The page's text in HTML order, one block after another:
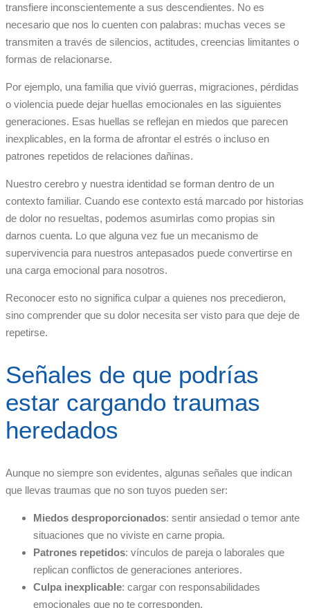
transfiere inconscientemente a sus descendientes. No es
necesario que nos lo cuenten con palabras: muchas veces se
transmiten a través de silencios, actitudes, creencias limitantes o
formas de relacionarse.
Por ejemplo, una familia que vivió guerras, migraciones, pérdidas
o violencia puede dejar huellas emocionales en las siguientes
generaciones. Esas huellas se reflejan en miedos que parecen
inexplicables, en la forma de afrontar el estrés o incluso en
patrones repetidos de relaciones dañinas.
Nuestro cerebro y nuestra identidad se forman dentro de un
contexto familiar. Cuando ese contexto está marcado por historias
de dolor no resueltas, podemos asumirlas como propias sin
darnos cuenta. Lo que alguna vez fue un mecanismo de
supervivencia para nuestros antepasados puede convertirse en
una carga emocional para nosotros.
Reconocer esto no significa culpar a quienes nos precedieron,
sino comprender que su dolor necesita ser visto para que deje de
repetirse.
Señales de que podrías
estar cargando traumas
heredados
Aunque no siempre son evidentes, algunas señales que indican
que llevas traumas que no son tuyos pueden ser:
Miedos desproporcionados: sentir ansiedad o temor ante
situaciones que no viviste en carne propia.
Patrones repetidos: vínculos de pareja o laborales que
replican conflictos de generaciones anteriores.
Culpa inexplicable: cargar con responsabilidades
emocionales que no te corresponden.